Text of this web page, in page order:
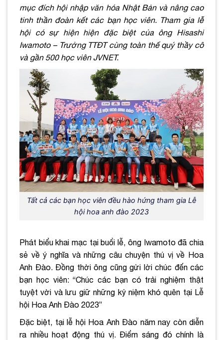
mục đích hội nhập văn hóa Nhật Bản và nâng cao
tinh thần đoàn kết các bạn học viên. Tham gia lễ
hội có sự hiện hiện đặc biệt của ông Hisashi
Iwamoto – Trưởng TTĐT cùng toàn thể quý thầy cô
và gần 500 học viên JVNET.
Tất cả các bạn học viên đều hào hứng tham gia Lễ
hội hoa anh đào 2023
Phát biểu khai mạc tại buổi lễ, ông Iwamoto đã chia
sẻ về ý nghĩa và những câu chuyện thú vị về Hoa
Anh Đào. Đồng thời ông cũng gửi lời chúc đến các
bạn học viên: “Chúc các bạn có trải nghiệm thật
tuyệt vời và lưu giữ những kỷ niệm khó quên tại Lễ
hội Hoa Anh Đào 2023”
Đặc biệt, tại lễ hội Hoa Anh Đào năm nay còn diễn
ra nhiều hoạt động thú vị. Điểm sáng đó chính là